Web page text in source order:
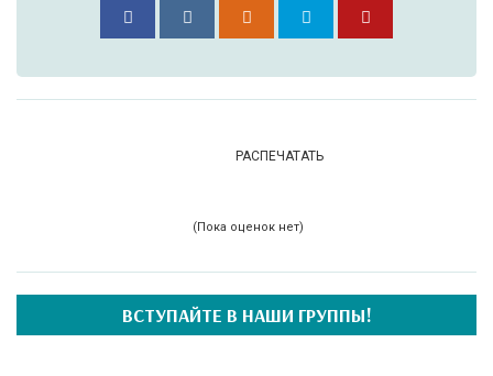
РАСПЕЧАТАТЬ
(Пока оценок нет)
ВСТУПАЙТЕ В НАШИ ГРУППЫ!